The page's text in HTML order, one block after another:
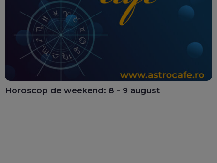
Horoscop de weekend: 8 - 9 august